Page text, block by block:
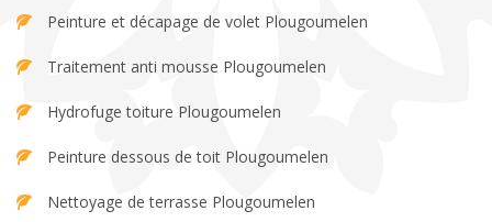
Peinture et décapage de volet Plougoumelen
Traitement anti mousse Plougoumelen
Hydrofuge toiture Plougoumelen
Peinture dessous de toit Plougoumelen
Nettoyage de terrasse Plougoumelen